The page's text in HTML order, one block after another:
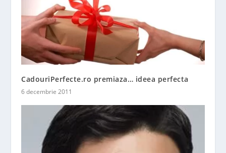
CadouriPerfecte.ro premiaza… ideea perfecta
6 decembrie 2011